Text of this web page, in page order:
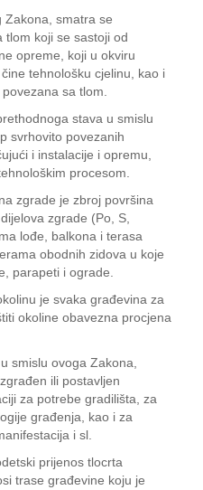
Zakona, smatra se
tlom koji se sastoji od
opreme, koji u okviru
tehnološku cjelinu, kao i
sa tlom.
stava u smislu
svrhovito povezanih
i instalacije i opremu,
procesom.
zgrade je zbroj površina
zgrade (Po, S,
lođe, balkona i terasa
obodnih zidova u koje
parapeti i ograde.
je svaka građevina za
okoline obavezna procjena
smislu ovoga Zakona,
ili postavljen
za potrebe gradilišta, za
građenja, kao i za
i sl.
prijenos tlocrta
trase građevine koju je